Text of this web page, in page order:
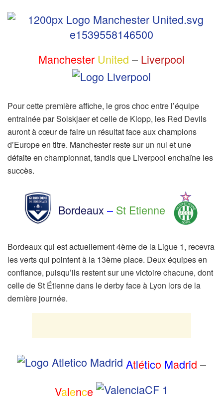
Manchester United – Liverpool
Pour cette première affiche, le gros choc entre l’équipe
entrainée par Solskjaer et celle de Klopp, les Red Devils
auront à cœur de faire un résultat face aux champions
d’Europe en titre. Manchester reste sur un nul et une
défaite en championnat, tandis que Liverpool enchaîne les
succès.
Bordeaux – St Etienne
Bordeaux qui est actuellement 4ème de la Ligue 1, recevra
les verts qui pointent à la 13ème place. Deux équipes en
confiance, puisqu’ils restent sur une victoire chacune, dont
celle de St Étienne dans le derby face à Lyon lors de la
dernière journée.
Atlético Madrid –
Valence